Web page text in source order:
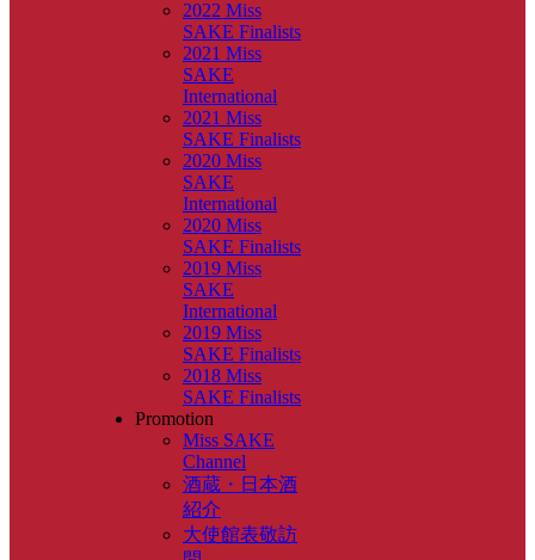
2022 Miss
SAKE Finalists
2021 Miss
SAKE
International
2021 Miss
SAKE Finalists
2020 Miss
SAKE
International
2020 Miss
SAKE Finalists
2019 Miss
SAKE
International
2019 Miss
SAKE Finalists
2018 Miss
SAKE Finalists
Promotion
Miss SAKE
Channel
酒蔵・日本酒
紹介
大使館表敬訪